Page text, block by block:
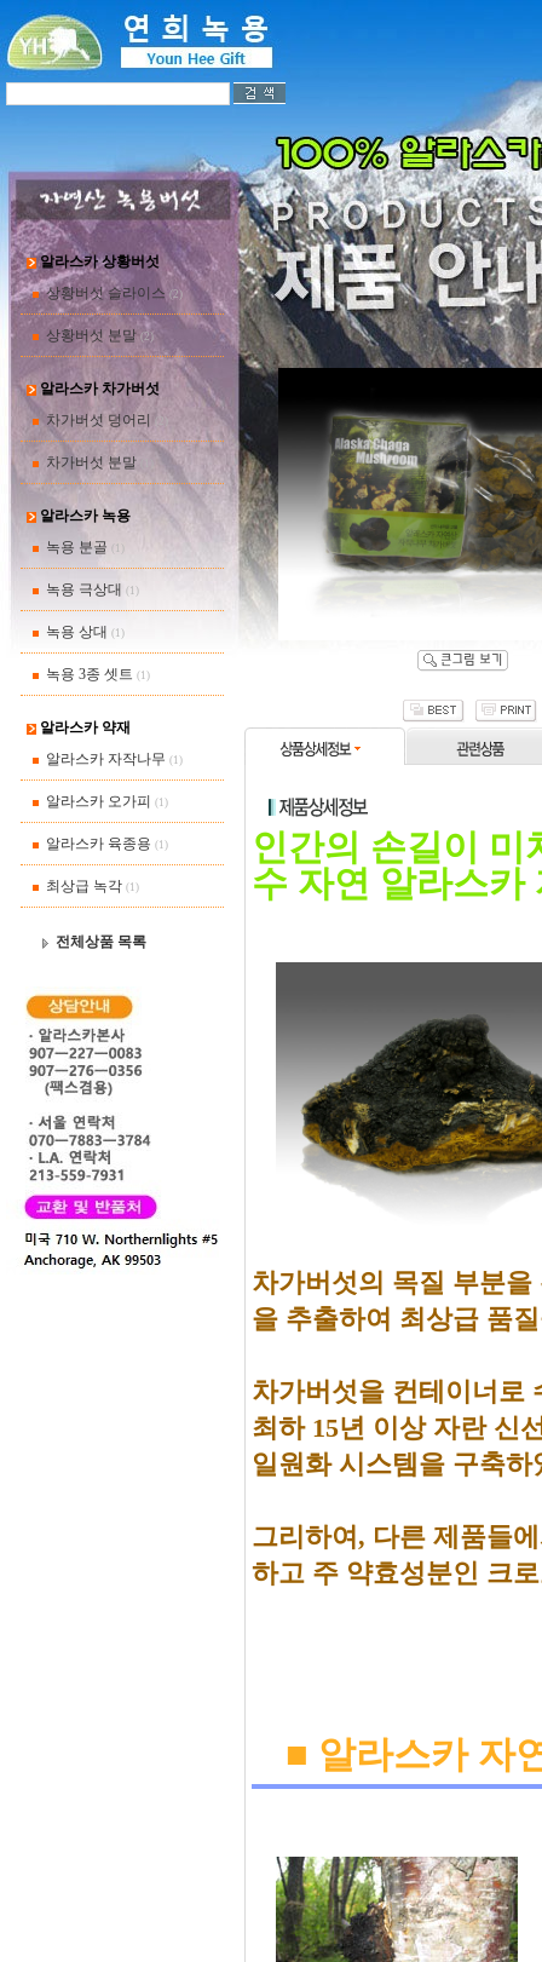
알라스카 상황버섯
상황버섯 슬라이스 (2)
상황버섯 분말 (2)
알라스카 차가버섯
차가버섯 덩어리
(2)
차가버섯 분말
알라스카 녹용
녹용 분골
(1)
녹용 극상대 (1)
녹용 상대 (1)
녹용 3종 셋트 (1)
알라스카 약재
알라스카 자작나무 (1)
알라스카 오가피 (1)
알라스카 육종용 (1)
최상급 녹각 (1)
전체상품 목록
인간의 손길이 미
수 자연 알라스카
차가버섯의 목질 부분
을 추출하여 최상급 품
차가버섯을 컨테이너로
최하 15년 이상 자란 신
일원화 시스템을 구축하
그리하여, 다른 제품들
하고 주 약효성분인 크
■ 알라스카 자